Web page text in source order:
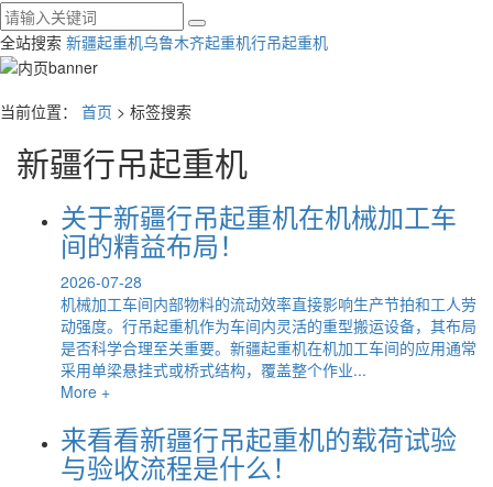
全站搜索 新疆起重机乌鲁木齐起重机行吊起重机
当前位置： 首页 > 标签搜索
新疆行吊起重机
关于新疆行吊起重机在机械加工车
间的精益布局！
2026-07-28
机械加工车间内部物料的流动效率直接影响生产节拍和工人劳
动强度。行吊起重机作为车间内灵活的重型搬运设备，其布局
是否科学合理至关重要。新疆起重机在机加工车间的应用通常
采用单梁悬挂式或桥式结构，覆盖整个作业...
More +
来看看新疆行吊起重机的载荷试验
与验收流程是什么！